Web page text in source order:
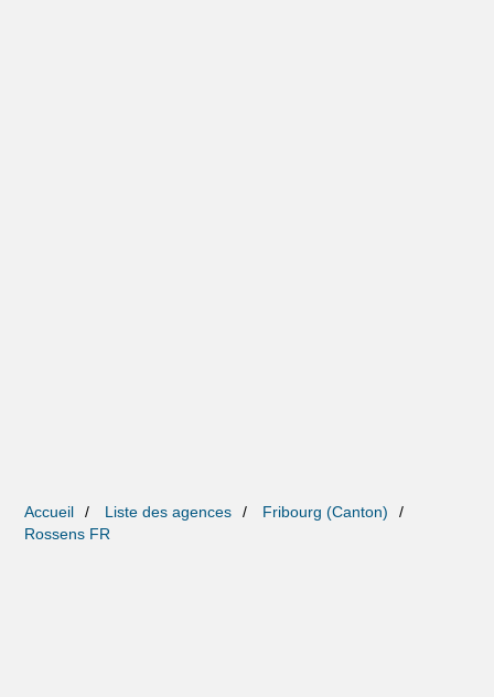
Accueil Liste des agences
Fribourg (Canton)
Rossens FR